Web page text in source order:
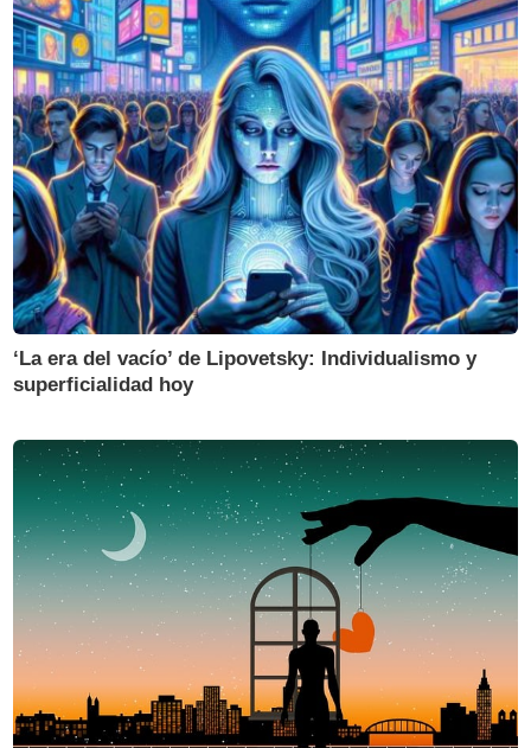
‘La era del vacío’ de Lipovetsky: Individualismo y
superficialidad hoy